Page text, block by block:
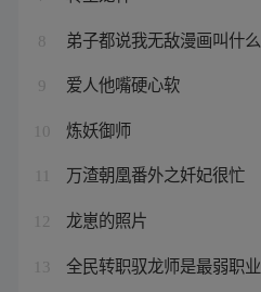
8 弟子都说我无敌漫画叫什么
9 爱人他嘴硬心软
10 炼妖御师
万渣朝凰番外之奷妃很忙
12 龙崽的照片
13 全民转职驭龙师是最弱职业